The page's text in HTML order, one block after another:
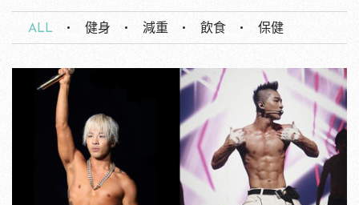
ALL 健身 減重 飲食 保健